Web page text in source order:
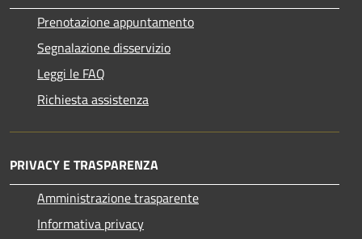
Prenotazione appuntamento
Segnalazione disservizio
Leggi le FAQ
Richiesta assistenza
PRIVACY E TRASPARENZA
Amministrazione trasparente
Informativa privacy